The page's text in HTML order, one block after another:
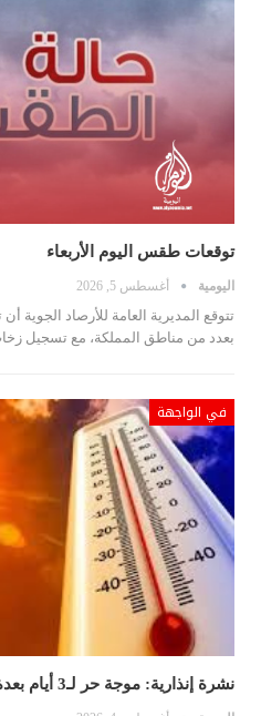
توقعات طقس اليوم الأربعاء
اليومية أغسطس 5, 2026
تتوقع المديرية العامة للأرصاد الجوية أن
بعدد من مناطق المملكة، مع تسجيل
في الواجهة
نشرة إنذارية: موجة حر لـ3 أيام بعدة مناطق